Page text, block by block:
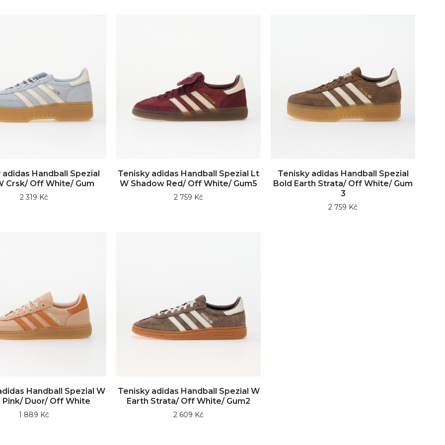
Handball Spezial
Crsk/ Off White/ Gum
2 319 Kč
Tenisky adidas Handball Spezial Lt
W Shadow Red/ Off White/ Gum5
2 759 Kč
Tenisky adidas Handball Spezial
Bold Earth Strata/ Off White/ Gum
3
2 759 Kč
Handball Spezial W
Pink/ Duor/ Off White
1 889 Kč
Tenisky adidas Handball Spezial W
Earth Strata/ Off White/ Gum2
2 609 Kč